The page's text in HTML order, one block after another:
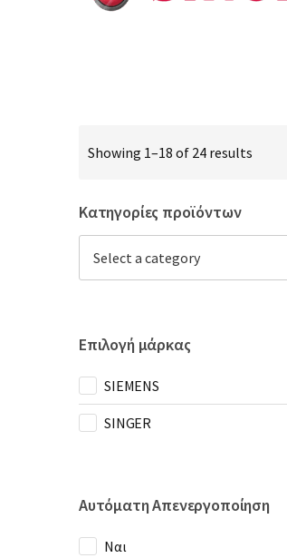
Showing 1–18 of 24 results
Κατηγορίες προϊόντων
Επιλογή μάρκας
SIEMENS
SINGER
Αυτόματη Απενεργοποίηση
Nαι